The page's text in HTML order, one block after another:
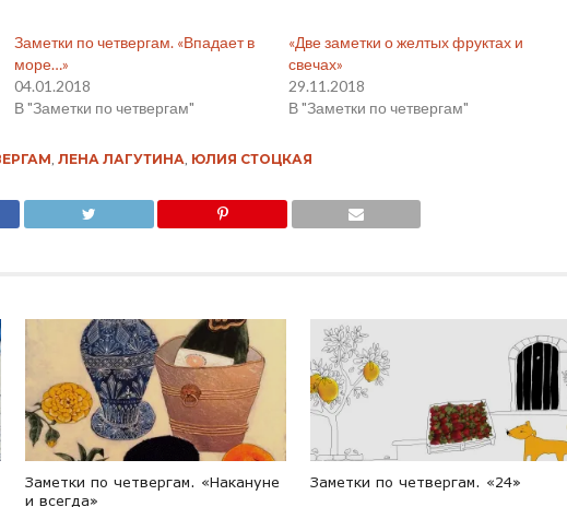
Заметки по четвергам. «Впадает в
море…»
04.01.2018
В "Заметки по четвергам"
«Две заметки о желтых фруктах и
свечах»
29.11.2018
В "Заметки по четвергам"
, ЛЕНА ЛАГУТИНА, ЮЛИЯ СТОЦКАЯ
Заметки по четвергам. «Накануне
и всегда»
Заметки по четвергам. «24»